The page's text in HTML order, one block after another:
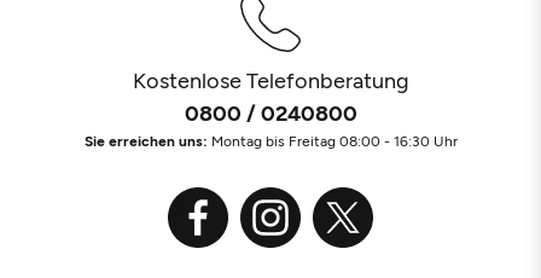
Kostenlose Telefonberatung
0800 / 0240800
Sie erreichen uns: Montag bis Freitag 08:00 - 16:30 Uhr